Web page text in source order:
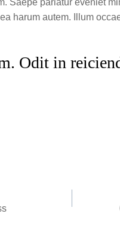
Saepe pariatur eveniet
harum autem. Illum
Odit in